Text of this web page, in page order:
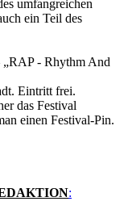
umfangreichen
ein Teil des
„RAP - Rhythm And
Eintritt frei.
das Festival
einen Festival-Pin.
: